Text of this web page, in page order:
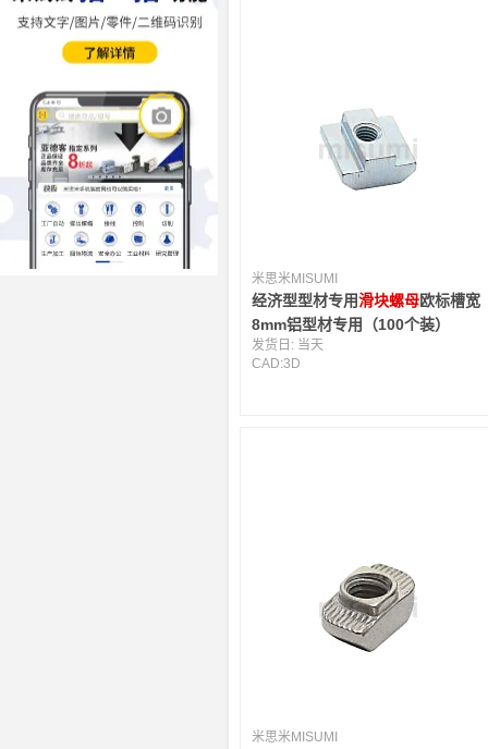
米思米MISUMI
经济型型材专用滑块螺母欧标槽宽
8mm铝型材专用（100个装）
发货日: 当天
CAD:3D
米思米MISUMI